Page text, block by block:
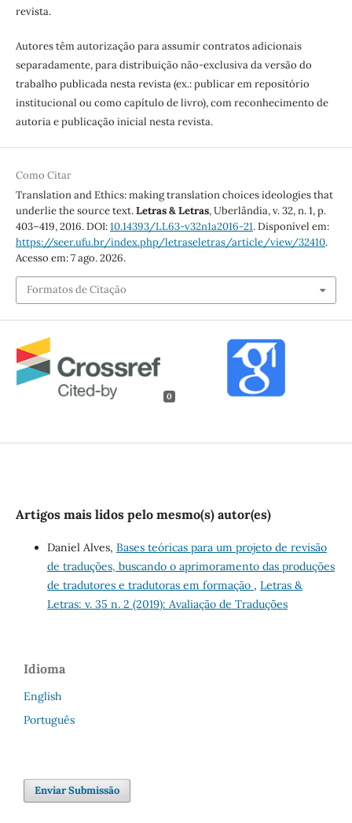
revista.
Autores têm autorização para assumir contratos adicionais
separadamente, para distribuição não-exclusiva da versão do
trabalho publicada nesta revista (ex.: publicar em repositório
institucional ou como capítulo de livro), com reconhecimento de
autoria e publicação inicial nesta revista.
Como Citar
Translation and Ethics: making translation choices ideologies that
underlie the source text.Letras & Letras, Uberlândia, v. 32, n. 1, p.
403–419, 2016. DOI:10.14393/LL63-v32n1a2016-21. Disponível em:
https://seer.ufu.br/index.php/letraseletras/article/view/32410.
Acesso em: 7 ago. 2026.
Formatos de Citação
0
Artigos mais lidos pelo mesmo(s) autor(es)
Daniel Alves, Bases teóricas para um projeto de revisão
de traduções, buscando o aprimoramento das produções
de tradutores e tradutoras em formação , Letras &
Letras: v. 35 n. 2 (2019): Avaliação de Traduções
Idioma
English
Português
Enviar Submissão